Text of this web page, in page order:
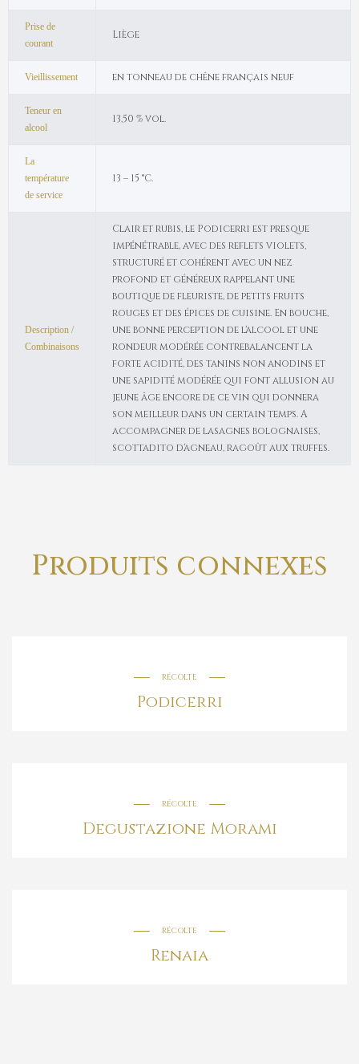
Prise de
courant
Liège
Vieillissement en tonneau de chêne français neuf
Teneur en
alcool
13,50 % vol.
La
température
de service
13 – 15 °C.
Description /
Combinaisons
Clair et rubis, le Podicerri est presque
impénétrable, avec des reflets violets,
structuré et cohérent avec un nez
profond et généreux rappelant une
boutique de fleuriste, de petits fruits
rouges et des épices de cuisine. En bouche,
une bonne perception de l'alcool et une
rondeur modérée contrebalancent la
forte acidité, des tanins non anodins et
une sapidité modérée qui font allusion au
jeune âge encore de ce vin qui donnera
son meilleur dans un certain temps. A
accompagner de lasagnes bolognaises,
scottadito d'agneau, ragoût aux truffes.
Produits connexes
RÉCOLTE
Podicerri
RÉCOLTE
Degustazione Morami
RÉCOLTE
Renaia